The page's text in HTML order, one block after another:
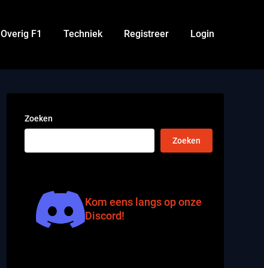
Overig F1 Techniek Registreer Login
Zoeken
Zoeken
Kom eens langs op onze
Discord!